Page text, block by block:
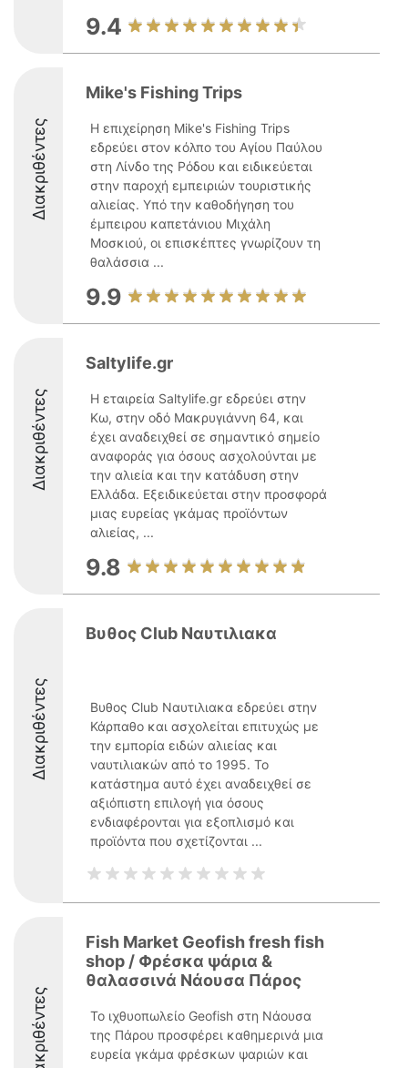
9.4
Διακριθέντες
Mike's Fishing Trips
Η επιχείρηση Mike's Fishing Trips
εδρεύει στον κόλπο του Αγίου Παύλου
στη Λίνδο της Ρόδου και ειδικεύεται
στην παροχή εμπειριών τουριστικής
αλιείας. Υπό την καθοδήγηση του
έμπειρου καπετάνιου Μιχάλη
Μοσκιού, οι επισκέπτες γνωρίζουν τη
θαλάσσια ...
9.9
Διακριθέντες
Saltylife.gr
Η εταιρεία Saltylife.gr εδρεύει στην
Κω, στην οδό Μακρυγιάννη 64, και
έχει αναδειχθεί σε σημαντικό σημείο
αναφοράς για όσους ασχολούνται με
την αλιεία και την κατάδυση στην
Ελλάδα. Εξειδικεύεται στην προσφορά
μιας ευρείας γκάμας προϊόντων
αλιείας, ...
9.8
Διακριθέντες
Βυθος Club Ναυτιλιακα
Βυθος Club Ναυτιλιακα εδρεύει στην
Κάρπαθο και ασχολείται επιτυχώς με
την εμπορία ειδών αλιείας και
ναυτιλιακών από το 1995. Το
κατάστημα αυτό έχει αναδειχθεί σε
αξιόπιστη επιλογή για όσους
ενδιαφέρονται για εξοπλισμό και
προϊόντα που σχετίζονται ...
Διακριθέντες
Fish Market Geofish fresh fish
shop / Φρέσκα ψάρια &
θαλασσινά Νάουσα Πάρος
Το ιχθυοπωλείο Geofish στη Νάουσα
της Πάρου προσφέρει καθημερινά μια
ευρεία γκάμα φρέσκων ψαριών και